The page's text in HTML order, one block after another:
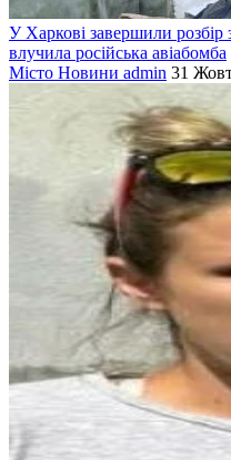
У Харкові завершили розбір
влучила російська авіабомба
Місто Новини admin 31